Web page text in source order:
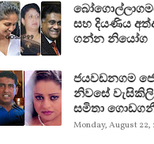
සහ දියණිය
ගන්න නියෝග
ජයවඩනගම
නිවසේ
සමිතා
Monday, August 22,